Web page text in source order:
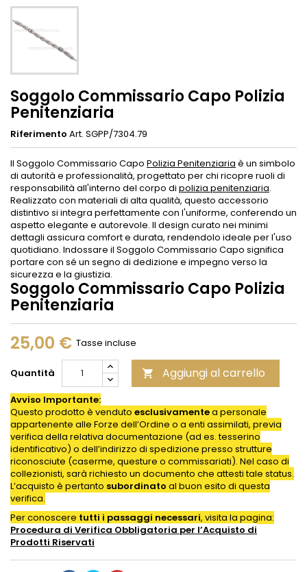
Soggolo Commissario Capo Polizia
Penitenziaria
Riferimento Art. SGPP/7304.79
Il Soggolo Commissario Capo Polizia Penitenziaria è un simbolo
di autorità e professionalità, progettato per chi ricopre ruoli di
responsabilità all'interno del corpo di polizia penitenziaria.
Realizzato con materiali di alta qualità, questo accessorio
distintivo si integra perfettamente con l'uniforme, conferendo un
aspetto elegante e autorevole. Il design curato nei minimi
dettagli assicura comfort e durata, rendendolo ideale per l'uso
quotidiano. Indossare il Soggolo Commissario Capo significa
portare con sé un segno di dedizione e impegno verso la
sicurezza e la giustizia.
Soggolo Commissario Capo Polizia
Penitenziaria
25,00 € Tasse incluse
Quantità  Aggiungi al carrello
Avviso Importante:
Questo prodotto è venduto esclusivamentea personale
appartenente alle Forze dell’Ordine o a enti assimilati, previa
verifica della relativa documentazione (ad es. tesserino
identificativo) o dell’indirizzo di spedizione presso strutture
riconosciute (caserme, questure o commissariati). Nel caso di
collezionisti, sarà richiesto un documento che attesti tale status.
L’acquisto è pertanto subordinato al buon esito di questa
verifica.
Per conoscere tutti i passaggi necessari, visita la pagina:
Procedura di Verifica Obbligatoria per l’Acquisto di
Prodotti Riservati